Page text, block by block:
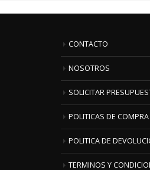
CONTACTO
NOSOTROS
SOLICITAR
POLITICAS DE COMPRA
POLITICA DE
TERMINOS Y